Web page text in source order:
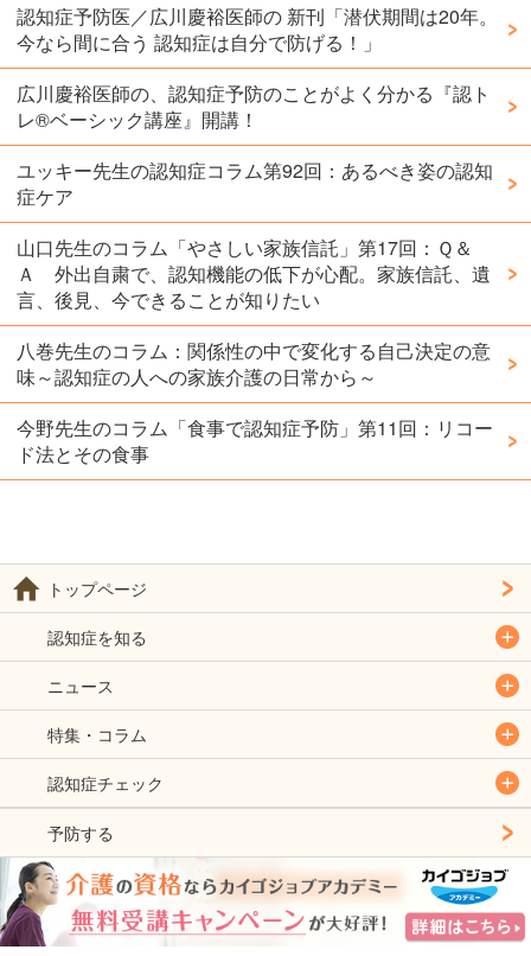
認知症予防医／広川慶裕医師の 新刊「潜伏期間は20年。
今なら間に合う 認知症は自分で防げる！」
広川慶裕医師の、認知症予防のことがよく分かる『認ト
レ®️ベーシック講座』開講！
ユッキー先生の認知症コラム第92回：あるべき姿の認知
症ケア
山口先生のコラム「やさしい家族信託」第17回：Ｑ＆
Ａ 外出自粛で、認知機能の低下が心配。家族信託、遺
言、後見、今できることが知りたい
八巻先生のコラム：関係性の中で変化する自己決定の意
味～認知症の人への家族介護の日常から～
今野先生のコラム「食事で認知症予防」第11回：リコー
ド法とその食事
トップページ
認知症を知る
ニュース
特集・コラム
認知症チェック
予防する